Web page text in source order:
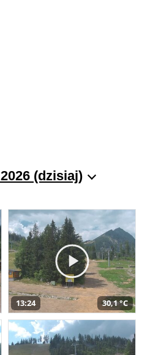
(dzisiaj)
13:24 30,1 °C